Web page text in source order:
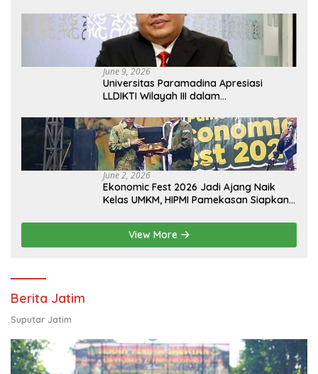
June 9, 2026
Universitas Paramadina Apresiasi
LLDIKTI Wilayah III dalam
Tinggi Swasta
June 2, 2026
Ekonomic Fest 2026 Jadi Ajang Naik
Kelas UMKM, HIPMI Pamekasan Siapkan
Pendampingan Usaha
View More
Berita Jatim
Suputar Jatim